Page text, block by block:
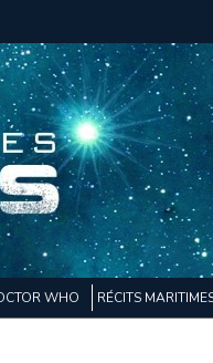
WHO RÉCITS